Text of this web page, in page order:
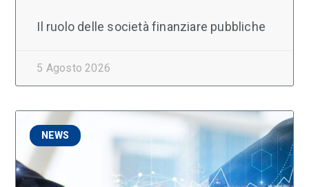
Il ruolo delle società finanziare pubbliche
5 Agosto 2026
NEWS